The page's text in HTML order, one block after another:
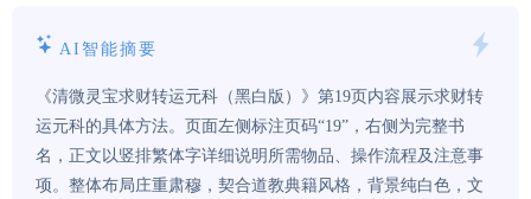
AI智能摘要
《清微灵宝求财转运元科（黑白版）》第19页内容展示求财转
运元科的具体方法。页面左侧标注页码“19”，右侧为完整书
名，正文以竖排繁体字详细说明所需物品、操作流程及注意事
项。整体布局庄重肃穆，契合道教典籍风格，背景纯白色，文